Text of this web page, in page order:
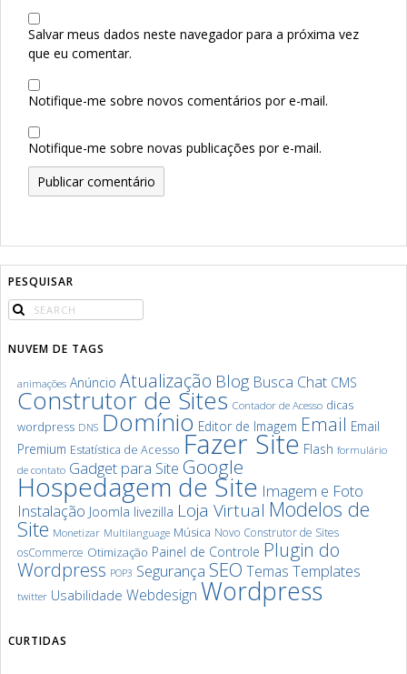
Salvar meus dados neste navegador para a próxima vez
que eu comentar.
Notifique-me sobre novos comentários por e-mail.
Notifique-me sobre novas publicações por e-mail.
PESQUISAR
NUVEM DE TAGS
animações Anúncio Atualização Blog Busca Chat CMS
Construtor de Sites Contador de Acesso dicas
wordpress DNS Domínio Editor de Imagem Email Email
Premium Estatística de Acesso Fazer Site Flash formulário
de contato Gadget para Site Google
Hospedagem de Site Imagem e Foto
Instalação Joomla livezilla Loja Virtual Modelos de
Site Monetizar Multilanguage Música Novo Construtor de Sites
osCommerce Otimização Painel de Controle Plugin do
Wordpress POP3 Segurança SEO Temas Templates
twitter Usabilidade Webdesign Wordpress
CURTIDAS